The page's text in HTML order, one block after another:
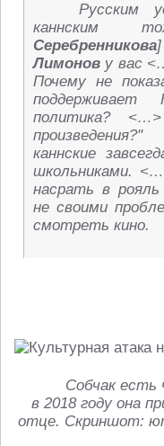
Русским
каннским
Серебренникова
Лимонов у вас
Почему не
политика?
каннские
школьниками.
насрать в
не своими
смотреть кино.
Собчак есть
в 2018 году она
отце. Скриншот: